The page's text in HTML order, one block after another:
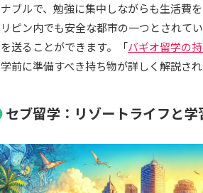
ナブルで、勉強に集中しながらも生活費
リピン内でも安全な都市の一つとされて
を送ることができます。「バギオ留学の
学前に準備すべき持ち物が詳しく解説さ
セブ留学：リゾートライフと学